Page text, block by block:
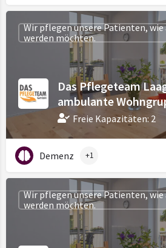
Das Pflegeteam
ambulante
Freie Kapazitäten: 2
Wir pflegen unsere Patienten,
werden möchten.
Demenz +1
Wir pflegen unsere Patienten,
werden möchten.